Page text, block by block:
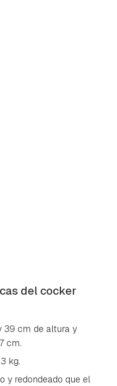
del cocker
39 cm de altura y
cm.
kg.
y redondeado que el